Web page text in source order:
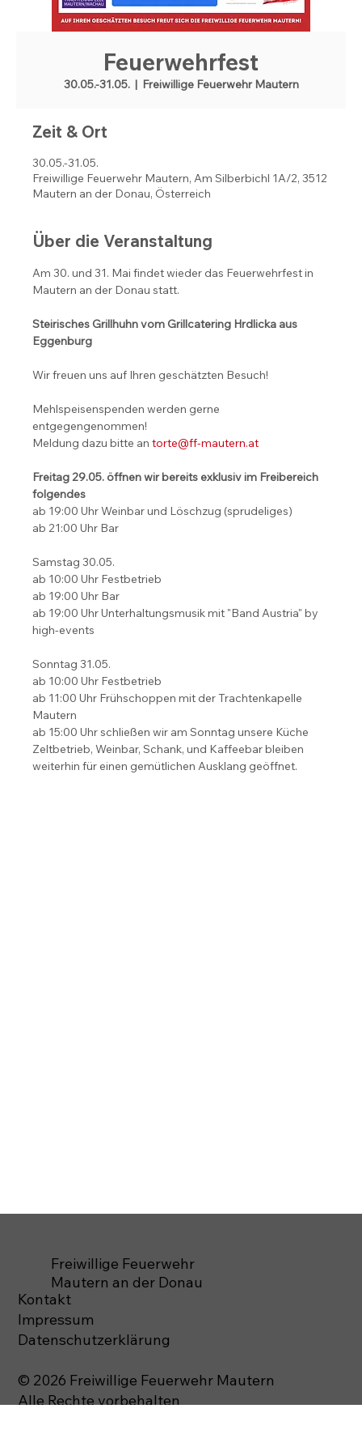
Feuerwehrfest
30.05.-31.05.
  |
Freiwillige Feuerwehr Mautern
Zeit & Ort
30.05.-31.05.
Freiwillige Feuerwehr Mautern, Am Silberbichl 1A/2, 3512
Mautern an der Donau, Österreich
Über die Veranstaltung
Am 30. und 31. Mai findet wieder das Feuerwehrfest in
Mautern an der Donau statt.
Steirisches Grillhuhn vom Grillcatering Hrdlicka aus
Eggenburg
Wir freuen uns auf Ihren geschätzten Besuch!
Mehlspeisenspenden werden gerne
entgegengenommen!
Meldung dazu bitte an torte@ff-mautern.at
Freitag 29.05. öffnen wir bereits exklusiv im Freibereich
folgendes
ab 19:00 Uhr Weinbar und Löschzug (sprudeliges)
ab 21:00 Uhr Bar
Samstag 30.05.
ab 10:00 Uhr Festbetrieb
ab 19:00 Uhr Bar
ab 19:00 Uhr Unterhaltungsmusik mit "Band Austria" by
high-events
Sonntag 31.05.
ab 10:00 Uhr Festbetrieb
ab 11:00 Uhr Frühschoppen mit der Trachtenkapelle
Mautern
ab 15:00 Uhr schließen wir am Sonntag unsere Küche
Zeltbetrieb, Weinbar, Schank, und Kaffeebar bleiben
weiterhin für einen gemütlichen Ausklang geöffnet.
Kontakt
Impressum
Datenschutzerklärung
© 2026 Freiwillige Feuerwehr Mautern
Alle Rechte vorbehalten
Freiwillige Feuerwehr
Mautern an der Donau